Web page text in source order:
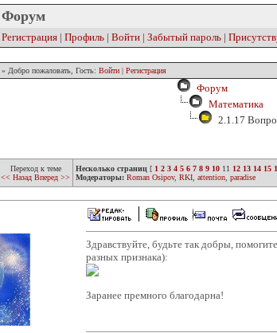
Форум
Регистрация | Профиль | Войти | Забытый пароль |
» Добро пожаловать, Гость: Войти | Регистрация
Форум
Математика
2.1.17
Переход к теме
<< Назад Вперед >>
Несколько страниц [ 1 2 3 4 5 6 7 8 9 10 11 12 13 14 15
Модераторы: Roman Osipov, RKI attention paradise
Здравствуйте, будьте так добры,
разных признака):
Заранее премного благодарна!